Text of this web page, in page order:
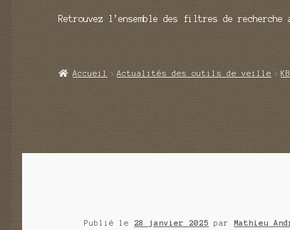
Retrouvez l’ensemble des filtres de recherche
Accueil Actualités des outils de veille
Publié le 28 janvier 2025 parMathieu